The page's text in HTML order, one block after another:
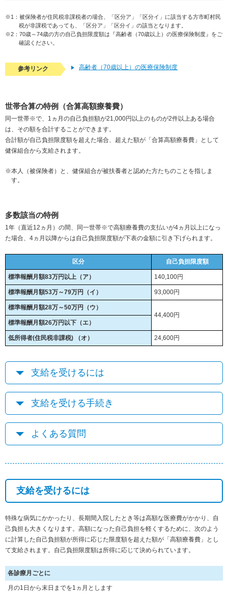
※1：被保険者が住民税非課税者の場合、「区分ア」「区分イ」に該当する方市町村民
税が非課税であっても、「区分ア」「区分イ」の該当となります。
※2：70歳～74歳の方の自己負担限度額は『高齢者（70歳以上）の医療保険制度』をご
確認ください。
参考リンク 高齢者（70歳以上）の医療保険制度
世帯合算の特例（合算高額療養費）
同一世帯※で、1ヵ月の自己負担額が21,000円以上のものが2件以上ある場合
は、その額を合計することができます。
合計額が自己負担限度額を超えた場合、超えた額が「合算高額療養費」として
健保組合から支給されます。
※本人（被保険者）と、健保組合が被扶養者と認めた方たちのことを指しま
す。
多数該当の特例
1年（直近12ヵ月）の間、同一世帯※で高額療養費の支払いが4ヵ月以上になっ
た場合、4ヵ月以降からは自己負担限度額が下表の金額に引き下げられます。
区分 自己負担限度額
標準報酬月額83万円以上（ア） 140,100円
標準報酬月額53万～79万円（イ） 93,000円
標準報酬月額28万～50万円（ウ）
44,400円
標準報酬月額26万円以下（エ）
低所得者(住民税非課税) （オ） 24,600円
支給を受けるには
支給を受ける手続き
よくある質問
支給を受けるには
特殊な病気にかかったり、長期間入院したとき等は高額な医療費がかかり、自
己負担も大きくなります。高額になった自己負担を軽くするために、次のよう
に計算した自己負担額が所得に応じた限度額を超えた額が「高額療養費」とし
て支給されます。自己負担限度額は所得に応じて決められています。
各診療月ごとに
月の1日から末日までを1ヵ月とします